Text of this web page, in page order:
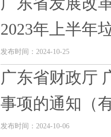
2023年上半年
发布时间：2024-10-25
广东省财政厅
事项的通知（
发布时间：2024-10-06